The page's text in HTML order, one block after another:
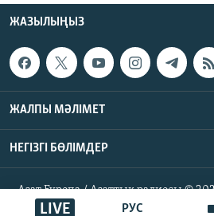
РУС
LIVE
ЖАЗЫЛЫҢЫЗ
ЖАЛПЫ МӘЛІМЕТ
НЕГІЗГІ БӨЛІМДЕР
Азат Еуропа / Азаттық радиосы ©
құқықтары қорғалған